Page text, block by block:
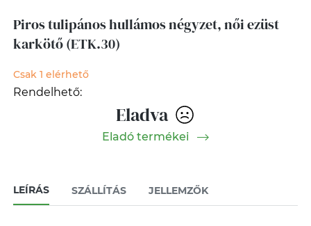
Piros tulipános hullámos négyzet, női ezüst
karkötő (ETK.30)
Csak 1 elérhető
Rendelhető:
Eladva
Eladó termékei
LEÍRÁS SZÁLLÍTÁS JELLEMZŐK